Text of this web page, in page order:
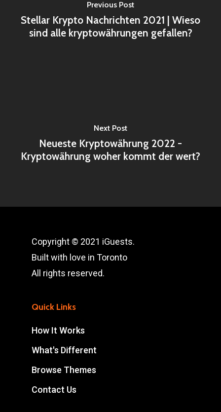
Previous Post
Stellar Krypto Nachrichten 2021 | Wieso
sind alle kryptowährungen gefallen?
Next Post
Neueste Kryptowährung 2022 -
Kryptowährung woher kommt der wert?
Copyright © 2021 iGuests.
Built with love in Toronto
All rights reserved.
Quick Links
How It Works
What's Different
Browse Themes
Contact Us